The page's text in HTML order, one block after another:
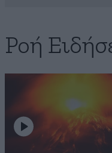
Ροή